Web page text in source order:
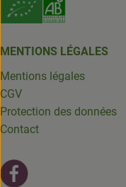
MENTIONS LÉGALES
Mentions légales
CGV
Protection des données
Contact